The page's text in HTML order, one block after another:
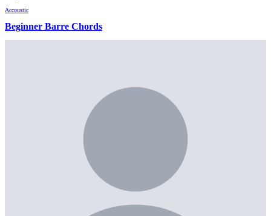
Accoustic
Beginner Barre Chords